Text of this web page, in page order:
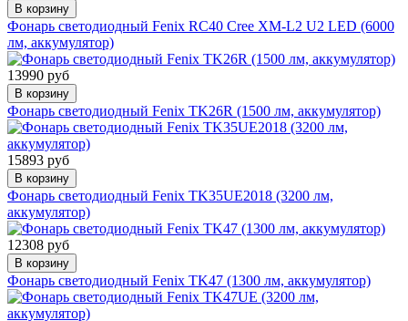
В корзину
Фонарь светодиодный Fenix RC40 Cree XM-L2 U2 LED (6000
лм, аккумулятор)
13990 руб
В корзину
Фонарь светодиодный Fenix TK26R (1500 лм, аккумулятор)
15893 руб
В корзину
Фонарь светодиодный Fenix TK35UE2018 (3200 лм,
аккумулятор)
12308 руб
В корзину
Фонарь светодиодный Fenix TK47 (1300 лм, аккумулятор)